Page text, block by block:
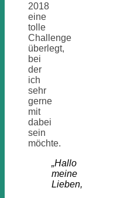
2018
eine
tolle
Challenge
überlegt,
bei
der
ich
sehr
gerne
mit
dabei
sein
möchte.
„Hallo
meine
Lieben,